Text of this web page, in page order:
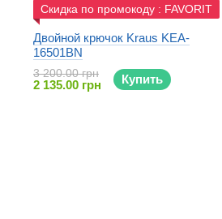
Скидка по промокоду : FAVORIT
Двойной крючок Kraus KEA-
16501BN
3 200.00 грн
2 135.00 грн Купить